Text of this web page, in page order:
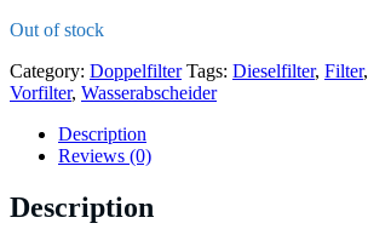
Out of stock
Category: Doppelfilter Tags: Dieselfilter, Filter,
Vorfilter, Wasserabscheider
Description
Reviews (0)
Description